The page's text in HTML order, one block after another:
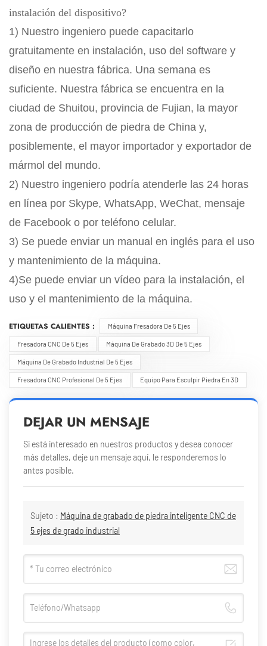
instalación del dispositivo?
1) Nuestro ingeniero puede capacitarlo
gratuitamente en instalación, uso del software y
diseño en nuestra fábrica. Una semana es
suficiente. Nuestra fábrica se encuentra en la
ciudad de Shuitou, provincia de Fujian, la mayor
zona de producción de piedra de China y,
posiblemente, el mayor importador y exportador de
mármol del mundo.
2) Nuestro ingeniero podría atenderle las 24 horas
en línea por Skype, WhatsApp, WeChat, mensaje
de Facebook o por teléfono celular.
3) Se puede enviar un manual en inglés para el uso
y mantenimiento de la máquina.
4)Se puede enviar un vídeo para la instalación, el
uso y el mantenimiento de la máquina.
ETIQUETAS CALIENTES : Máquina Fresadora De 5 Ejes
Fresadora CNC De 5 Ejes Máquina De Grabado 3D De 5 Ejes
Máquina De Grabado Industrial De 5 Ejes
Fresadora CNC Profesional De 5 Ejes Equipo Para Esculpir Piedra En 3D
DEJAR UN MENSAJE
Si está interesado en nuestros productos y desea conocer
más detalles, deje un mensaje aquí, le responderemos lo
antes posible.
Sujeto : Máquina de grabado de piedra inteligente CNC de
5 ejes de grado industrial